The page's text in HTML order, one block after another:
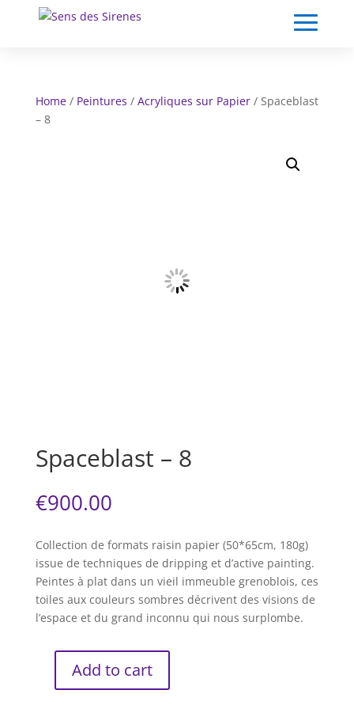
Home/ Peintures / Acryliques sur Papier/ Spaceblast
– 8
Spaceblast – 8
€900.00
Collection de formats raisin papier (50*65cm, 180g)
issue de techniques de dripping et d’active painting.
Peintes à plat dans un vieil immeuble grenoblois, ces
toiles aux couleurs sombres décrivent des visions de
l’espace et du grand inconnu qui nous surplombe.
SpaceblastAdd to cart